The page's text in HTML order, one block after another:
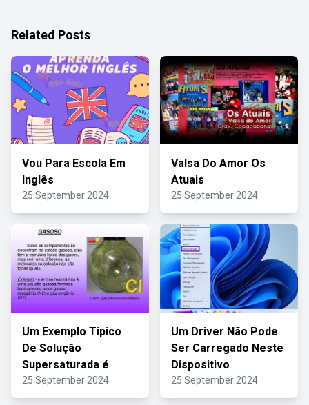
Related Posts
Vou Para Escola Em
Inglês
25 September 2024
Valsa Do Amor Os
Atuais
25 September 2024
Um Exemplo Tipico
De Solução
Supersaturada é
25 September 2024
Um Driver Não Pode
Ser Carregado Neste
Dispositivo
25 September 2024